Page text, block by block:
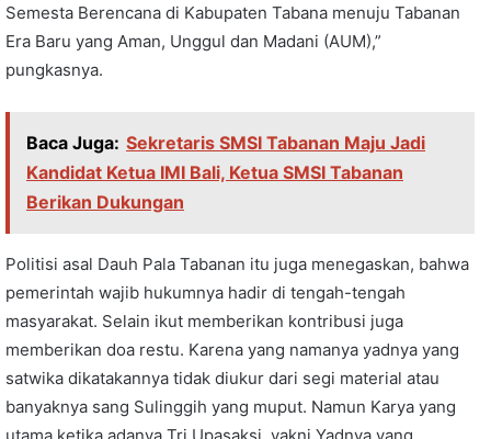
Semesta Berencana di Kabupaten Tabana menuju Tabanan
Era Baru yang Aman, Unggul dan Madani (AUM),”
pungkasnya.
Baca Juga: Sekretaris SMSI Tabanan Maju Jadi
Kandidat Ketua IMI Bali, Ketua SMSI Tabanan
Berikan Dukungan
Politisi asal Dauh Pala Tabanan itu juga menegaskan, bahwa
pemerintah wajib hukumnya hadir di tengah-tengah
masyarakat. Selain ikut memberikan kontribusi juga
memberikan doa restu. Karena yang namanya yadnya yang
satwika dikatakannya tidak diukur dari segi material atau
banyaknya sang Sulinggih yang muput. Namun Karya yang